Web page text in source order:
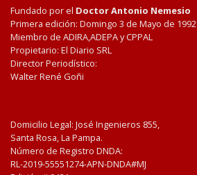
Fundado por el Doctor Antonio Nemesio
Primera edición: Domingo 3 de Mayo de 1992
Miembro de ADIRA,ADEPA y CPPAL
Propietario: El Diario SRL
Director Periodístico:
Walter René Goñi
Domicilio Legal: José Ingenieros 855,
Santa Rosa, La Pampa.
Número de Registro DNDA:
RL-2019-55551274-APN-DNDA#MJ